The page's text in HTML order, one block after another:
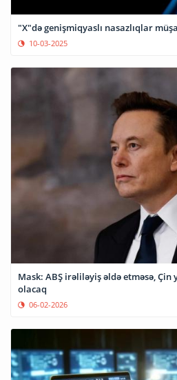
"X"də genişmiqyaslı nasazlıqlar
10-03-2025
Mask: ABŞ irəliləyiş əldə etməsə,
olacaq
06-02-2026